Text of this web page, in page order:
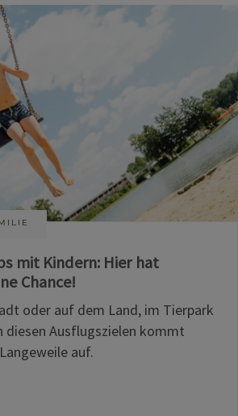
mit Kindern: Hier hat
Chance!
oder auf dem Land, im Tierpark
diesen Ausflugszielen kommt
auf.